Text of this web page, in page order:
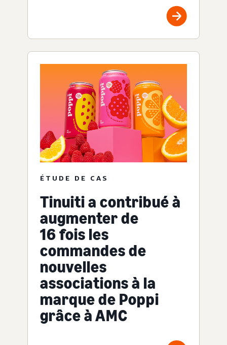
ÉTUDE DE CAS
Tinuiti a contribué à
augmenter de
16 fois les
commandes de
nouvelles
associations à la
marque de Poppi
grâce à AMC